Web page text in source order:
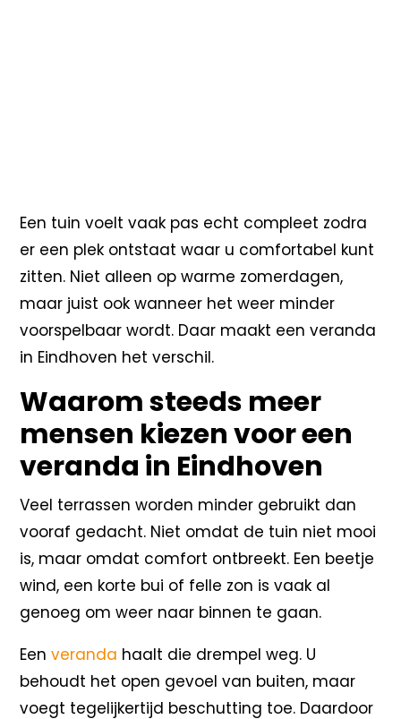
Een tuin voelt vaak pas echt compleet zodra
er een plek ontstaat waar u comfortabel kunt
zitten. Niet alleen op warme zomerdagen,
maar juist ook wanneer het weer minder
voorspelbaar wordt. Daar maakt een veranda
in Eindhoven het verschil.
Waarom steeds meer
mensen kiezen voor een
veranda in Eindhoven
Veel terrassen worden minder gebruikt dan
vooraf gedacht. Niet omdat de tuin niet mooi
is, maar omdat comfort ontbreekt. Een beetje
wind, een korte bui of felle zon is vaak al
genoeg om weer naar binnen te gaan.
Eenveranda haalt die drempel weg. U
behoudt het open gevoel van buiten, maar
voegt tegelijkertijd beschutting toe. Daardoor